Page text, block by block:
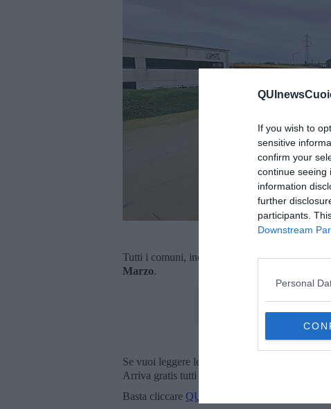
If you wish to
sensitive
confirm your
continue seeing
information
further
participants.
Downstream
Personal
Nelle vicinanze
Tutti i comuni, inoltre, hanno disposto anche la
Marzo.
Se vuoi leggere le notizie principali della
Arriva gratis tutti i giorni alle 20:00
Basta cliccare QUI